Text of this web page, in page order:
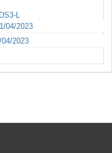
DS3-L
04/2023
2023